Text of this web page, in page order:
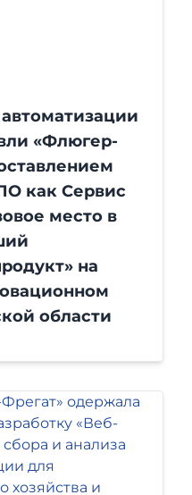
«Флюгер-
как Сервис
место в
на
области